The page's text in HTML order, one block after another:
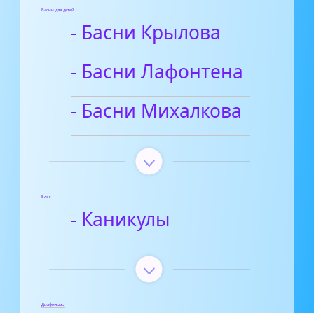
Басни для детей
- Басни Крылова
- Басни Лафонтена
- Басни Михалкова
Блог
- Каникулы
Диафильмы